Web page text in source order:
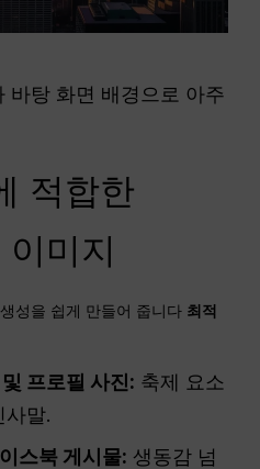
바탕 화면 배경으로 아주
적합한
미지
성을 쉽게 만들어 줍니다 최적
프로필 사진: 축제 요소
사말.
스북 게시물: 생동감 넘